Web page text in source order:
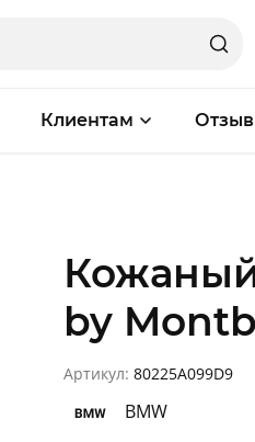
Клиентам
by
Артикул: 80225A099D9
BMW